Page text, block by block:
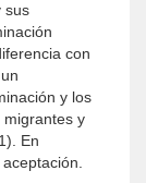
sus
con
y los
migrantes y
En